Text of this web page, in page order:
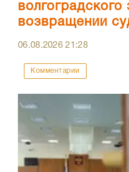
волгоградского
возвращении
06.08.202621:28
Комментарии